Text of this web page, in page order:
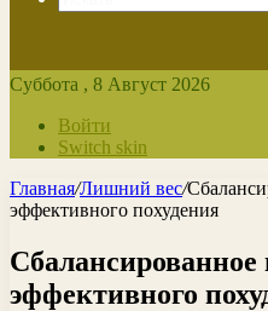
Суббота , 8 Август 2026
Войти
Switch skin
Главная/Лишний вес/
эффективного похудения
Сбалансированное
эффективного